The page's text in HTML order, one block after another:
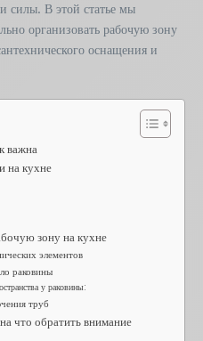
силы. В этой статье мы
организовать рабочую зону
оснащения и
важна
на кухне
зону на кухне
элементов
раковины
у раковины:
труб
что обратить внимание